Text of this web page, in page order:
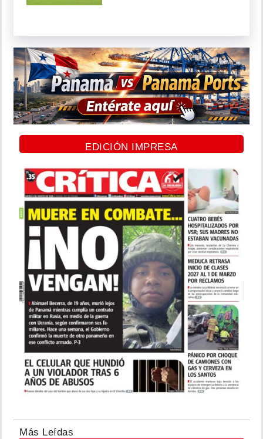
EDICIÓN IMPRESA
Más Leídas